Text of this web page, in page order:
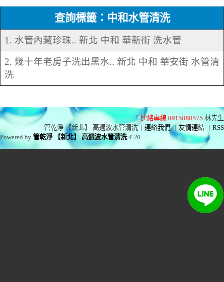
查詢標籤：中和水管清洗
1. 水管內藏珍珠.. 新北 中和 華新街 洗水管
2. 幾十年老房子洗出黑水.. 新北 中和 華安街 水管清
洗
連絡專線 0915888575 林先生
管乾淨 【新北】 高週波水管清洗 | 連絡我們 | 友情連結 | RSS
Powered by管乾淨 【新北】 高週波水管清洗 4.20